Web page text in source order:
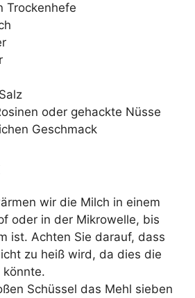
Trockenhefe
oder gehackte Nüsse
Geschmack
wir die Milch in einem
oder in der Mikrowelle, bis
ist. Achten Sie darauf, dass
zu heiß wird, da dies die
Schüssel das Mehl sieben